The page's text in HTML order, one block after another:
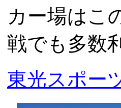
カー場はこ
戦でも多数
東光スポー